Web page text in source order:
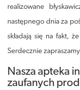
realizowane
następnego dnia za
składają się na fakt,
Serdecznie
Nasza apteka
zaufanych